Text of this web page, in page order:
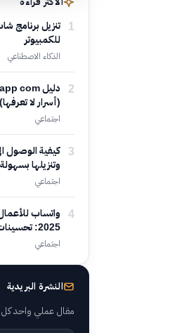
1
للكمبيوتر
الذكاء الاصطناعي
2
(أسرار لا تعرفها)
اجتماعي
3 كيفية الوصول
وتنزيلها بسهولة
اجتماعي
4 واتساب
2025: تحسينات كبيرة
اجتماعي
النشرة البريدية
مقال عملي واحد كل